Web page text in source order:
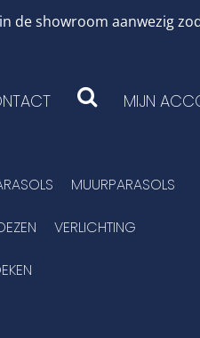
de showroom aanwezig
MIJN
MUURPARASOLS
VERLICHTING